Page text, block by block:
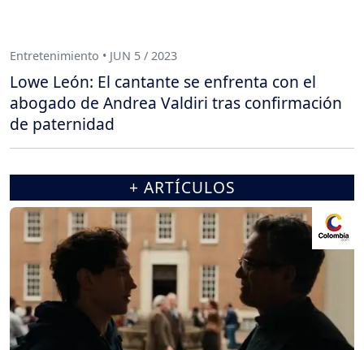
Entretenimiento • JUN 5 / 2023
Lowe León: El cantante se enfrenta con el
abogado de Andrea Valdiri tras confirmación
de paternidad
+ ARTÍCULOS